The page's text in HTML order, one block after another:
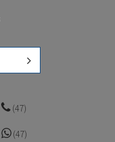
(47)
(47)